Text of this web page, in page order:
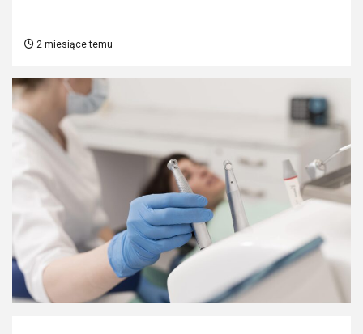
2 miesiące temu